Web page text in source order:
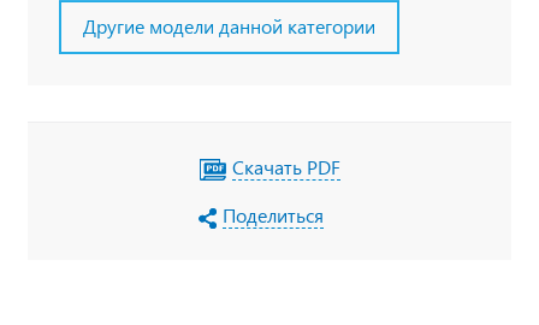
Другие модели данной категории
Скачать PDF
Поделиться